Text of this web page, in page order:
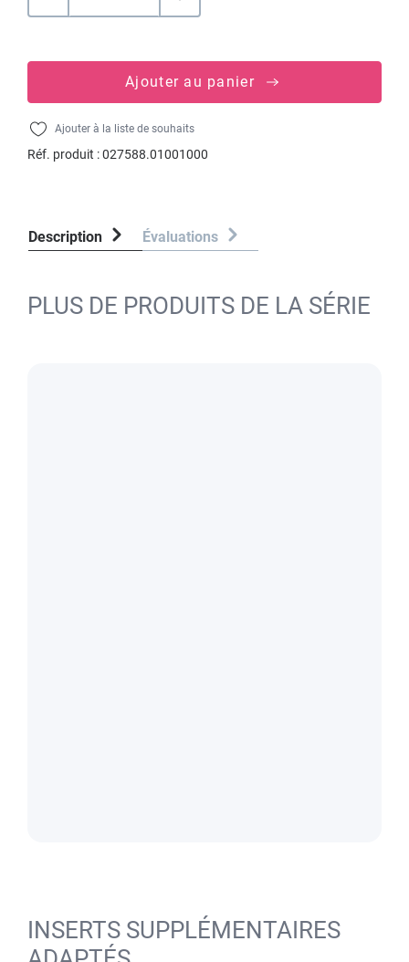
Ajouter au panier
Ajouter à la liste de souhaits
Réf. produit :027588.01001000
Description Évaluations
PLUS DE PRODUITS DE LA SÉRIE
INSERTS SUPPLÉMENTAIRES